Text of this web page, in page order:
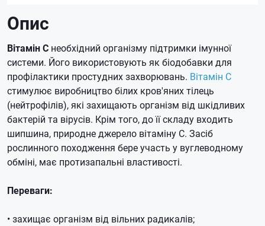
Опис
Вітамін C необхідний організму підтримки імунної
системи. Його використовують як біодобавки для
профілактики простудних захворювань. Вітамін C
стимулює виробництво білих кров'яних тілець
(нейтрофілів), які захищають організм від шкідливих
бактерій та вірусів. Крім того, до її складу входить
шипшина, природне джерело вітаміну C. Засіб
рослинного походження бере участь у вуглеводному
обміні, має протизапальні властивості.
Переваги:
• захищає організм від вільних радикалів;